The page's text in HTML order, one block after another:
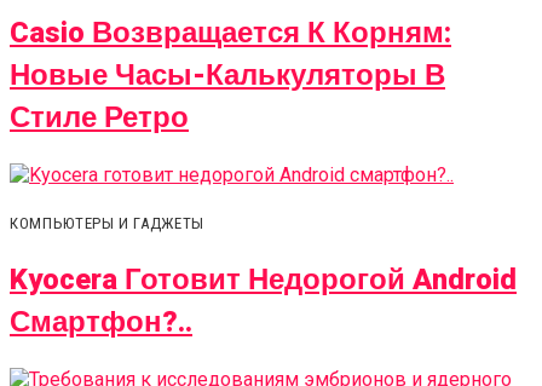
Casio Возвращается К Корням:
Новые Часы-Калькуляторы В
Стиле Ретро
КОМПЬЮТЕРЫ И ГАДЖЕТЫ
Kyocera Готовит Недорогой Android
Смартфон?..